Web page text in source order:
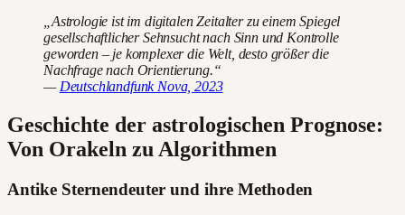
„Astrologie ist im digitalen Zeitalter zu einem Spiegel
gesellschaftlicher Sehnsucht nach Sinn und Kontrolle
geworden – je komplexer die Welt, desto größer die
Nachfrage nach Orientierung.“
— Deutschlandfunk Nova, 2023
Geschichte der astrologischen Prognose:
Von Orakeln zu Algorithmen
Antike Sternendeuter und ihre Methoden